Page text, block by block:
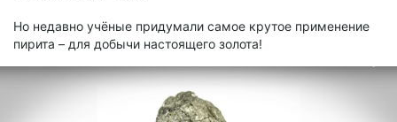
Но недавно учёные придумали самое крутое применение
пирита – для добычи настоящего золота!